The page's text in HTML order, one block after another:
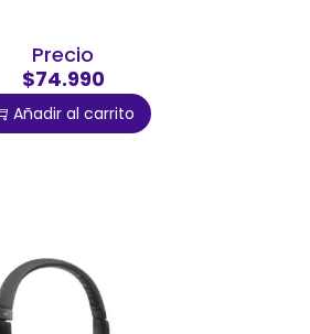
Precio
$74.990
Añadir al carrito